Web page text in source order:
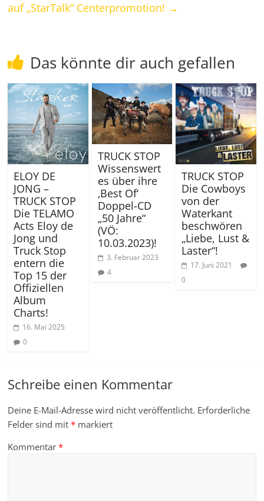
auf „StarTalk“ Centerpromotion! →
Das könnte dir auch gefallen
ELOY DE
JONG –
TRUCK STOP
Die TELAMO
Acts Eloy de
Jong und
Truck Stop
entern die
Top 15 der
Offiziellen
Album
Charts!
16. Mai 2025
0
TRUCK STOP
Wissenswert
es über ihre
‚Best Of‘
Doppel-CD
„50 Jahre“
(VÖ:
10.03.2023)!
3. Februar 2023
4
TRUCK STOP
Die Cowboys
von der
Waterkant
beschwören
„Liebe, Lust &
Laster“!
17. Juni 2021
0
Schreibe einen Kommentar
Deine E-Mail-Adresse wird nicht veröffentlicht. Erforderliche
Felder sind mit* markiert
Kommentar*